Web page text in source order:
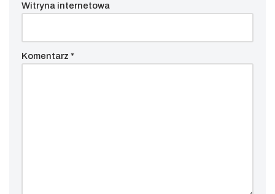
Witryna internetowa
Komentarz *